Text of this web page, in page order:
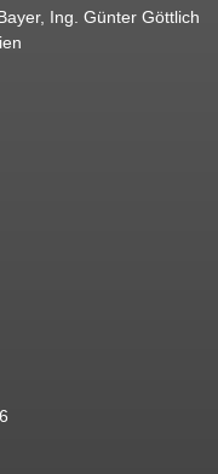
Ing. Günter Göttlich